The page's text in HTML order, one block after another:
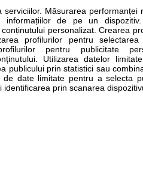
informativ si educational. Ele nu pot
sa consultati fie medicul
Pentru pacient
Măsurarea performanței
informațiilor de pe un dispozitiv.
personalizat. Crearea
profilurilor pentru selectarea
pentru publicitate
Utilizarea datelor
publicului prin statistici sau
date limitate pentru a selecta
prin scanarea